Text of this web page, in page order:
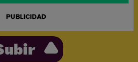
PUBLICIDAD